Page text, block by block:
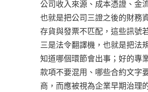
公司收入來源、成本憑證、金
也就是把公司三證之後的財務
存貨與發票不匹配，這些訊號
三是法令翻譯機，也就是把法
知道哪個環節會出事；好的專
款項不要混用、哪些合約文字
商，而應被視為企業早期治理